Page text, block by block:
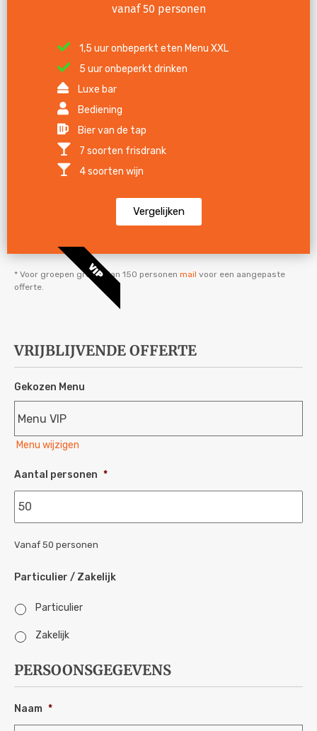
vanaf 50 personen
1,5 uur onbeperkt eten Menu XXL
5 uur onbeperkt drinken
Luxe bar
Bediening
Bier van de tap
7 soorten frisdrank
4 soorten wijn
Vergelijken
VIP
* Voor groepen groter dan 150 personen mail voor een aangepaste
offerte.
VRIJBLIJVENDE OFFERTE
Gekozen Menu
Menu wijzigen
Aantal personen *
Vanaf 50 personen
P
j
b
g
e
Particulier / Zakelijk
Particulier
Zakelijk
PERSOONSGEGEVENS
Naam *